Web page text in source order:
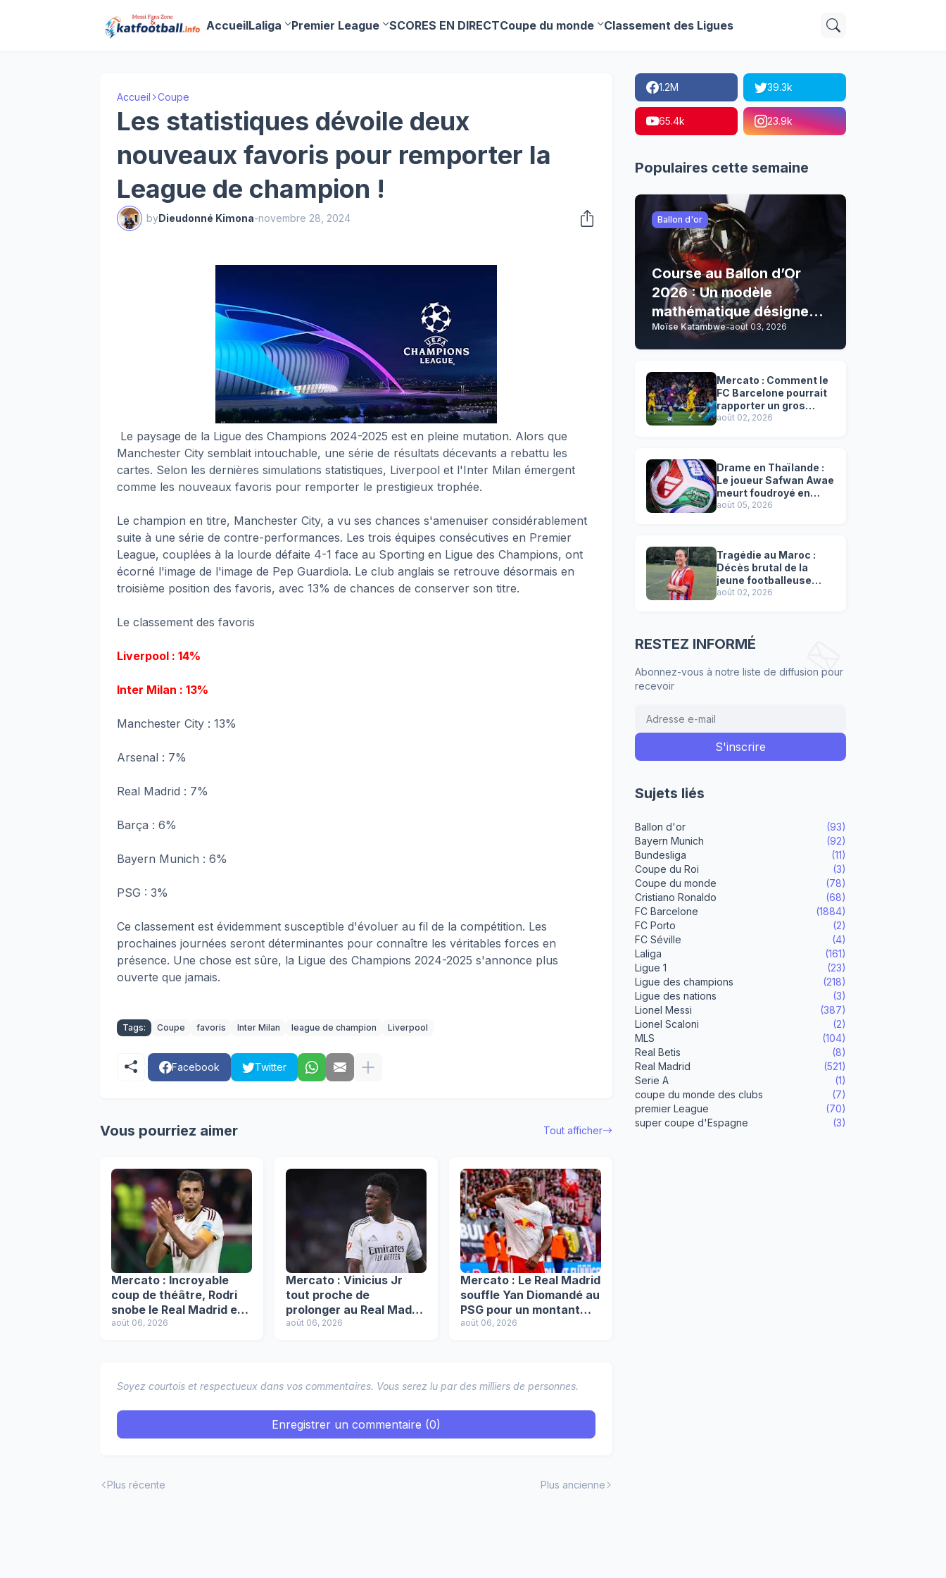
AccueilLaliga Premier League SCORES EN DIRECTCoupe du monde Classement des Ligues
Accueil Coupe
Les statistiques dévoile deux
nouveaux favoris pour remporter la
League de champion !
byDieudonné Kimona-novembre 28, 2024
Le paysage de la Ligue des Champions 2024-2025 est en pleine mutation. Alors que
Manchester City semblait intouchable, une série de résultats décevants a rebattu les
cartes. Selon les dernières simulations statistiques, Liverpool et l'Inter Milan émergent
comme les nouveaux favoris pour remporter le prestigieux trophée.
Le champion en titre, Manchester City, a vu ses chances s'amenuiser considérablement
suite à une série de contre-performances. Les trois équipes consécutives en Premier
League, couplées à la lourde défaite 4-1 face au Sporting en Ligue des Champions, ont
écorné l'image de l'image de Pep Guardiola. Le club anglais se retrouve désormais en
troisième position des favoris, avec 13% de chances de conserver son titre.
Le classement des favoris
Liverpool : 14%
Inter Milan : 13%
Manchester City : 13%
Arsenal : 7%
Real Madrid : 7%
Barça : 6%
Bayern Munich : 6%
PSG : 3%
Ce classement est évidemment susceptible d'évoluer au fil de la compétition. Les
prochaines journées seront déterminantes pour connaître les véritables forces en
présence. Une chose est sûre, la Ligue des Champions 2024-2025 s'annonce plus
ouverte que jamais.
Tags: Coupe favoris Inter Milan league de champion Liverpool
Facebook Twitter
Vous pourriez aimer Tout afficher
Mercato : Incroyable
coup de théâtre, Rodri
snobe le Real Madrid et
veut signer au Barça !
août 06, 2026
Mercato : Vinicius Jr
tout proche de
prolonger au Real Madrid
après l’effet Mourinho !
août 06, 2026
Mercato : Le Real Madrid
souffle Yan Diomandé au
PSG pour un montant
record de 140 M€ !
août 06, 2026
Soyez courtois et respectueux dans vos commentaires. Vous serez lu par des milliers de personnes.
Enregistrer un commentaire (0)
Plus récente Plus ancienne
1.2M 39.3k
65.4k 23.9k
Populaires cette semaine
Ballon d'or
Course au Ballon d’Or
2026 : Un modèle
mathématique désigne
son grand favori !
Moïse Katambwe-août 03, 2026
Mercato : Comment le
FC Barcelone pourrait
rapporter un gros
chèque inespéré à l’OM
août 02, 2026
Drame en Thaïlande :
Le joueur Safwan Awae
meurt foudroyé en
plein match
août 05, 2026
Tragédie au Maroc :
Décès brutal de la
jeune footballeuse
Faten Ben Amar El
août 02, 2026
RESTEZ INFORMÉ
Abonnez-vous à notre liste de diffusion pour
recevoir
Sujets liés
Ballon d'or
(93)
Bayern Munich
(92)
Bundesliga
(11)
Coupe du Roi
(3)
Coupe du monde
(78)
Cristiano Ronaldo
(68)
FC Barcelone
(1884)
FC Porto
(2)
FC Séville
(4)
Laliga
(161)
Ligue 1
(23)
Ligue des champions
(218)
Ligue des nations
(3)
Lionel Messi
(387)
Lionel Scaloni
(2)
MLS
(104)
Real Betis
(8)
Real Madrid
(521)
Serie A
(1)
coupe du monde des clubs
(7)
premier League
(70)
super coupe d'Espagne
(3)